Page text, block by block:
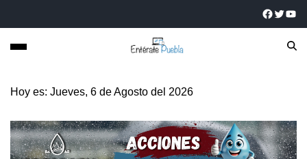
Hoy es: Jueves, 6 de Agosto del 2026